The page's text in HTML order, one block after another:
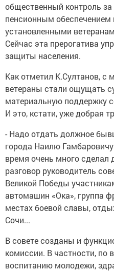
общественный контроль
пенсионным обеспечением
установленными
Сейчас эта прерогатива
защиты населения.
Как отметил К.Султанов, с
ветераны стали ощущать
материальную поддержку
И это, кстати, уже добрая
- Надо отдать должное
города Наилю
время очень много сделал
разговор руководитель
Великой Победы
автомашин «Ока», группа
местах боевой славы,
Сочи...
В совете созданы и
комиссии. В частности, по
воспитанию молодежи,